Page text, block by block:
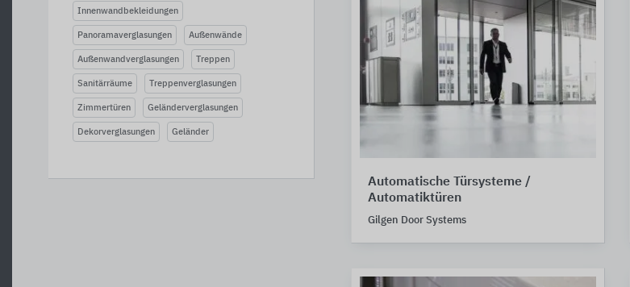
Innenwandbekleidungen
Panoramaverglasungen Außenwände
Außenwandverglasungen Treppen
Sanitärräume Treppenverglasungen
Zimmertüren Geländerverglasungen
Dekorverglasungen Geländer
Automatische Türsysteme /
Automatiktüren
Gilgen Door Systems